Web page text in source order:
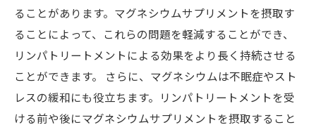
ることがあります。マグネシウムサプリメントを摂取す
ることによって、これらの問題を軽減することができ、
リンパトリートメントによる効果をより長く持続させる
ことができます。 さらに、マグネシウムは不眠症やスト
レスの緩和にも役立ちます。リンパトリートメントを受
ける前や後にマグネシウムサプリメントを摂取すること